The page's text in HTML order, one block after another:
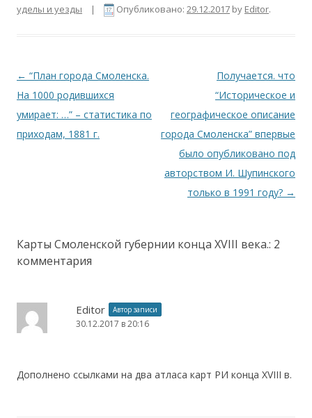
уделы и уезды | Опубликовано: 29.12.2017 by Editor.
Навигация по записям
← “План города Смоленска.
На 1000 родившихся
умирает: …” – статистика по
приходам, 1881 г.
Получается. что
“Историческое и
географическое описание
города Смоленска” впервые
было опубликовано под
авторством И. Шупинского
только в 1991 году? →
Карты Смоленской губернии конца XVIII века.: 2
комментария
Editor Автор записи
30.12.2017 в 20:16
Дополнено ссылками на два атласа карт РИ конца XVIII в.